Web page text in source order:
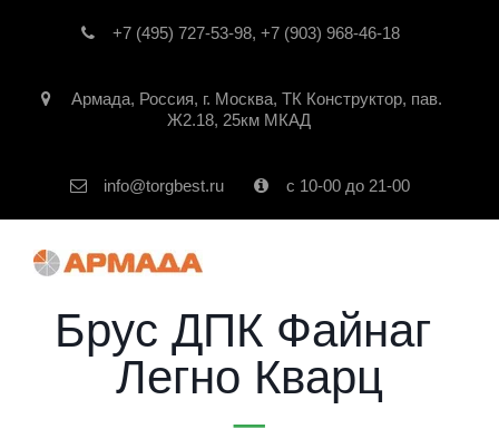
+7 (495) 727-53-98, +7 (903) 968-46-18
Армада, Россия, г. Москва, ТК Конструктор, пав.
Ж2.18, 25км МКАД
info@torgbest.ru с 10-00 до 21-00
Брус ДПК Файнаг
Легно Кварц